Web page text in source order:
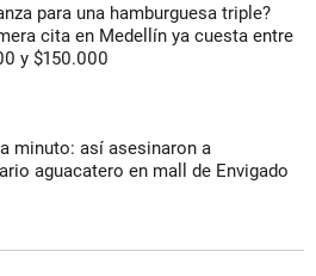
para una hamburguesa triple?
cita en Medellín ya cuesta entre
y $150.000
minuto: así asesinaron a
aguacatero en mall de Envigado